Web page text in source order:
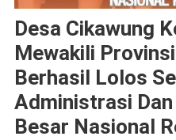
Desa Cikawung
Mewakili
Berhasil Lolos
Administrasi
Besar Nasional